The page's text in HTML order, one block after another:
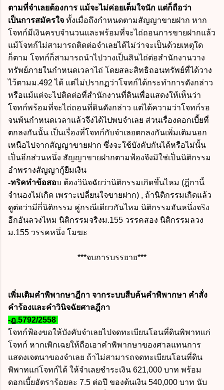
ตามที่จำเลยต้องการ แม้จะไม่ค่อยเต็มใจนัก แต่ก็ถือว่า
เป็นการสมัครใจ ทั้งเมื่อถึงกำหนดตามสัญญาขายฝาก หาก
โจทก์มีเงินครบจำนวนและพร้อมที่จะไถ่ถอนการขายฝากแล้ว
แม้โจทก์ไม่สามารถติดต่อจำเลยได้ไม่ว่าจะเป็นด้วยเหตุใด
ก็ตาม โจทก์ก็สามารถนำไปวางเป็นสินไถ่ต่อสำนักงานวาง
ทรัพย์ภายในกำหนดเวลาไถ่ โดยสละสิทธิถอนทรัพย์ที่ได้วาง
ไว้ตามม.492 ได้ แต่ไม่ปรากฏว่าโจทก์ได้กระทำการดังกล่าว
หรือแม้แต่จะไปติดต่อที่สำนักงานที่ดินเพื่อแสดงให้เห็นว่า
โจทก์พร้อมที่จะไถ่ถอนที่ดินดังกล่าว แต่ได้ความว่าโจทก์รอ
จนพ้นกำหนดเวลาแล้วจึงได้ไปพบจำเลย ส่วนเรื่องดอกเบี้ยที่
ตกลงกันนั้น เป็นเรื่องที่โจทก์กับจำเลยตกลงกันเพิ่มเติมนอก
เหนือไปจากสัญญาขายฝาก ซึ่งจะใช้บังคับกันได้หรือไม่นั้น
เป็นอีกส่วนหนึ่ง สัญญาขายฝากตามฟ้องจึงมิใช่เป็นนิติกรรม
อำพรางสัญญากู้ยืมเงิน
-ทริคทำข้อสอบ ต้องวินิจฉัยว่านิติกรรมเกิดขึ้นไหม (ฎีกานี้
จำนองไม่เกิด เพราะเปลี่ยนใจขายฝาก) , ถ้านิติกรรมเกิดแล้ว
ดูต่อว่ามีกี่นิติกรรม คู่กรณีเดียวกันไหม นิติกรรมอันหนึ่งจริง
อีกอันลวงไหม นิติกรรมจริงม.155 วรรคสอง นิติกรรมลวง
ม.155 วรรคหนึ่ง โมฆะ
***จบการบรรยาย***
เพิ่มเติมคำพิพากษาฎีกา จากระบบสืบค้นคำพิพากษา คำสั่ง
คำร้องและคำวินิจฉัยศาลฎีกา
-ฎ.5792/2558
โจทก์ฟ้องขอให้บังคับจำเลยไปจดทะเบียนโอนที่ดินพิพาทแก่
โจทก์ หากเพิกเฉยให้ถือเอาคำพิพากษาของศาลแทนการ
แสดงเจตนาของจำเลย ถ้าไม่สามารถจดทะเบียนโอนที่ดิน
พิพาทแก่โจทก์ได้ ให้จำเลยชำระเงิน 621,000 บาท พร้อม
ดอกเบี้ยอัตราร้อยละ 7.5 ต่อปี ของต้นเงิน 540,000 บาท นับ